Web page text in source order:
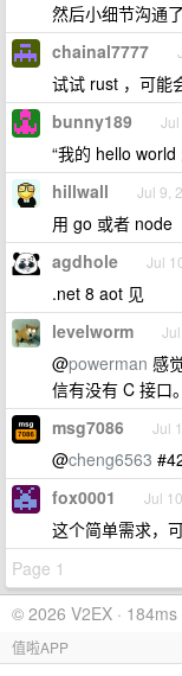
然后小细节沟通
chainal7777
试试 rust ，可能
bunny189
“我的 hello
hillwall Jul 9,
用 go 或者 node
agdhole Jul
.net 8 aot 见
levelworm
@powerman 感
信有没有 C 接口。
msg7086 Jul
@cheng6563
fox0001 Jul
这个简单需求，
Page 1
© 2026 V2EX · 184ms
值啦APP